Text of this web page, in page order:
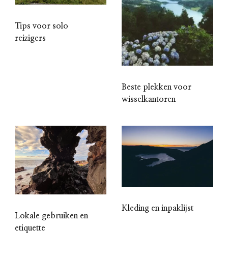
Tips voor solo
reizigers
Beste plekken voor
wisselkantoren
Lokale gebruiken en
etiquette
Kleding en inpaklijst